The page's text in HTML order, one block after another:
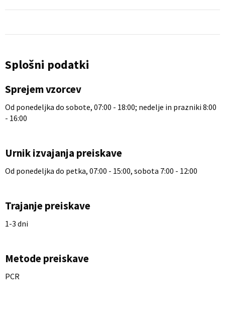
Splošni podatki
Sprejem vzorcev
Od ponedeljka do sobote, 07:00 - 18:00; nedelje in prazniki 8:00
- 16:00
Urnik izvajanja preiskave
Od ponedeljka do petka, 07:00 - 15:00, sobota 7:00 - 12:00
Trajanje preiskave
1-3 dni
Metode preiskave
PCR